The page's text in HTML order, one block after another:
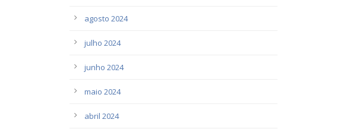
agosto 2024
julho 2024
junho 2024
maio 2024
abril 2024